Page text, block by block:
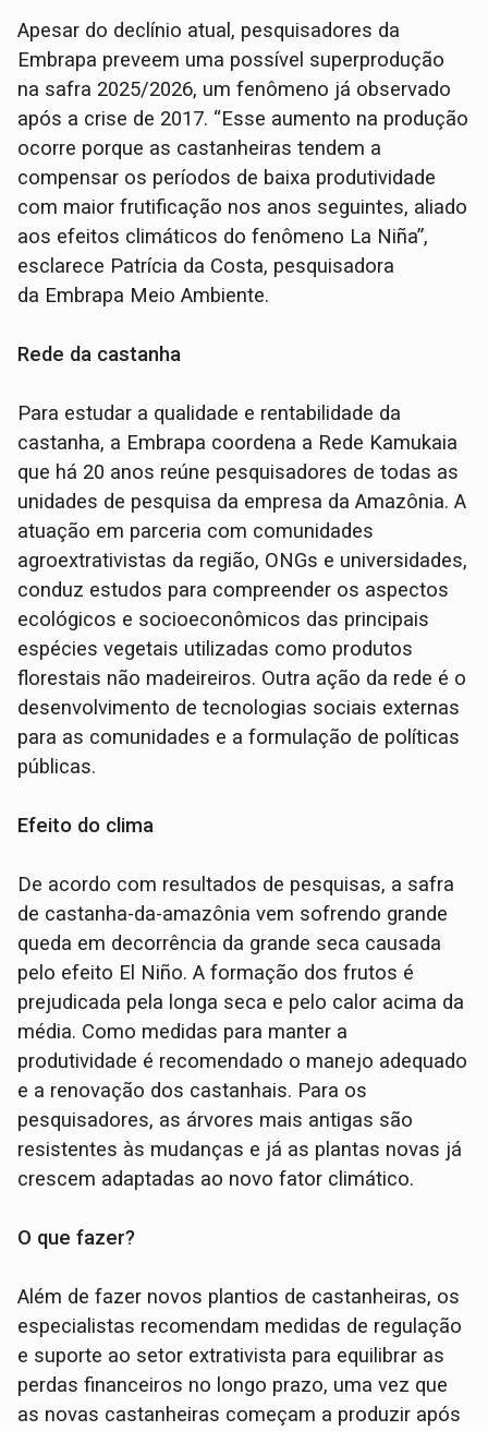
Apesar do declínio atual, pesquisadores da
Embrapa preveem uma possível superprodução
na safra 2025/2026, um fenômeno já observado
após a crise de 2017. “Esse aumento na produção
ocorre porque as castanheiras tendem a
compensar os períodos de baixa produtividade
com maior frutificação nos anos seguintes, aliado
aos efeitos climáticos do fenômeno La Niña”,
esclarece Patrícia da Costa, pesquisadora
da Embrapa Meio Ambiente.
Rede da castanha
Para estudar a qualidade e rentabilidade da
castanha, a Embrapa coordena a Rede Kamukaia
que há 20 anos reúne pesquisadores de todas as
unidades de pesquisa da empresa da Amazônia. A
atuação em parceria com comunidades
agroextrativistas da região, ONGs e universidades,
conduz estudos para compreender os aspectos
ecológicos e socioeconômicos das principais
espécies vegetais utilizadas como produtos
florestais não madeireiros. Outra ação da rede é o
desenvolvimento de tecnologias sociais externas
para as comunidades e a formulação de políticas
públicas.
Efeito do clima
De acordo com resultados de pesquisas, a safra
de castanha-da-amazônia vem sofrendo grande
queda em decorrência da grande seca causada
pelo efeito El Niño. A formação dos frutos é
prejudicada pela longa seca e pelo calor acima da
média. Como medidas para manter a
produtividade é recomendado o manejo adequado
e a renovação dos castanhais. Para os
pesquisadores, as árvores mais antigas são
resistentes às mudanças e já as plantas novas já
crescem adaptadas ao novo fator climático.
O que fazer?
Além de fazer novos plantios de castanheiras, os
especialistas recomendam medidas de regulação
e suporte ao setor extrativista para equilibrar as
perdas financeiros no longo prazo, uma vez que
as novas castanheiras começam a produzir após